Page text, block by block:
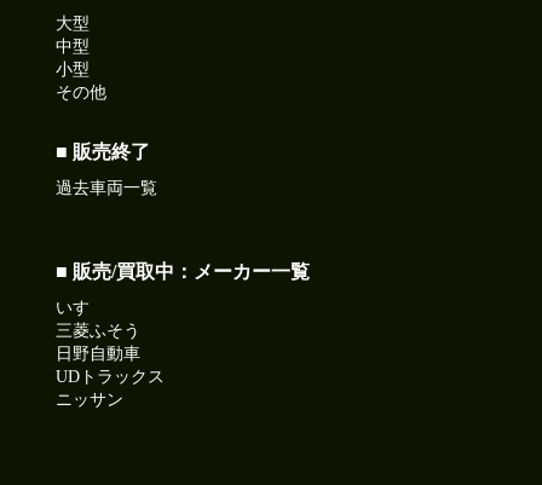
フ 積載13.4t アオリ5方開 後輪エアサス
☎0120-93-8833 営業担当:眞籠
「HP見て」とお伝えいただけるとスムーズです❗
2026-07-10
本日は納豆の日!ねばねば食べて暑さを乗り切ろう!
今日も元気に頑張りましょう!
【商品番号:14282】ローダーダンプ H27 デュトロ 花見台製
積載3.75t ワイドボディ コボレーン付
☎0120-98-1457 営業担当:中島
「HP見て」とお伝えい+ただけるとスムーズです❗
2026-07-09
大型
中型
小型
その他
■ 販売終了
過去車両一覧
■ 販売/買取中：メーカー一覧
いすゞ
三菱ふそう
日野自動車
UDトラックス
ニッサン